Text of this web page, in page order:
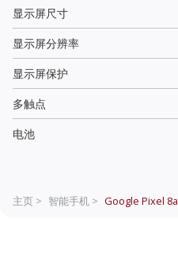
显示屏尺寸
显示屏分辨率
显示屏保护
多触点
电池
主页 > 智能手机 > Google Pixel 8a